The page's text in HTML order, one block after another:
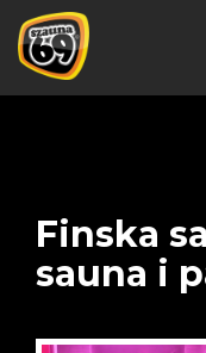
Finska
sauna i